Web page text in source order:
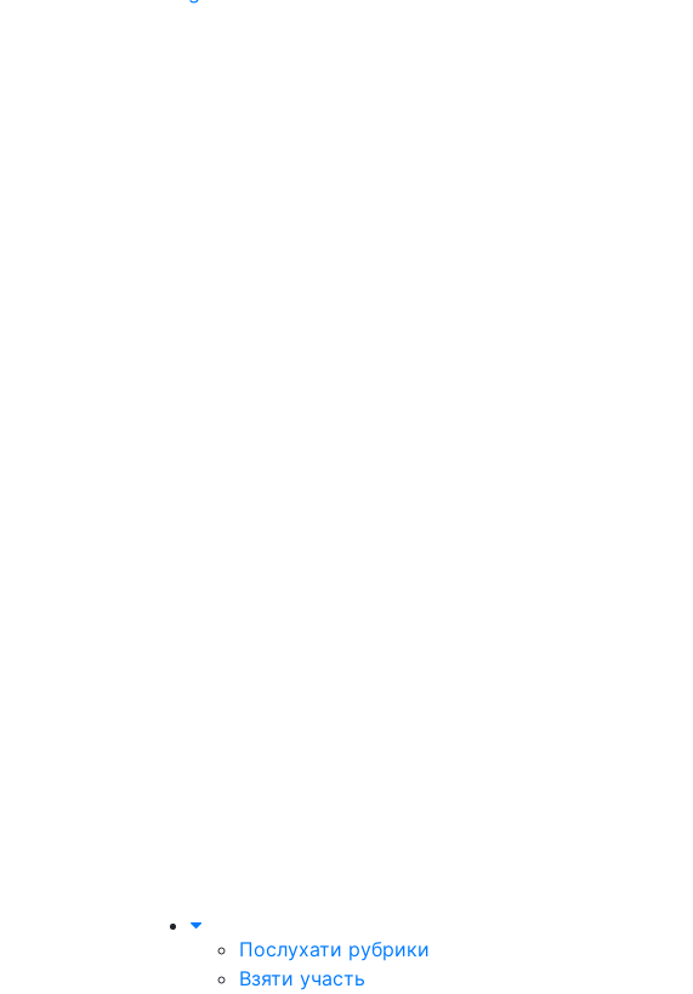
Послухати рубрики
Взяти участь